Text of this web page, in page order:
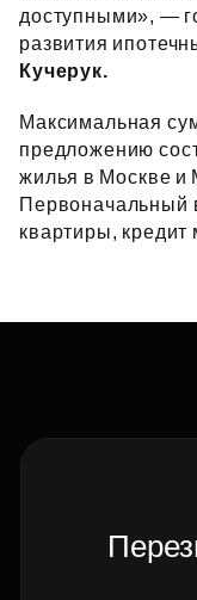
доступными», —
развития
Кучерук.
Максимальная
предложению
жилья в Москве и
Первоначальный
квартиры, кредит